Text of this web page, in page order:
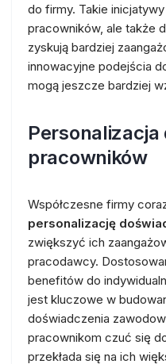
do firmy. Takie
pracowników, ale także
zyskują bardziej
innowacyjne podejścia
mogą jeszcze bardziej
pracowników
Współczesne firmy
personalizację
zwiększyć ich
pracodawcy.
benefitów do
jest kluczowe w
doświadczenia
pracownikom czuć się
przekłada się na ich